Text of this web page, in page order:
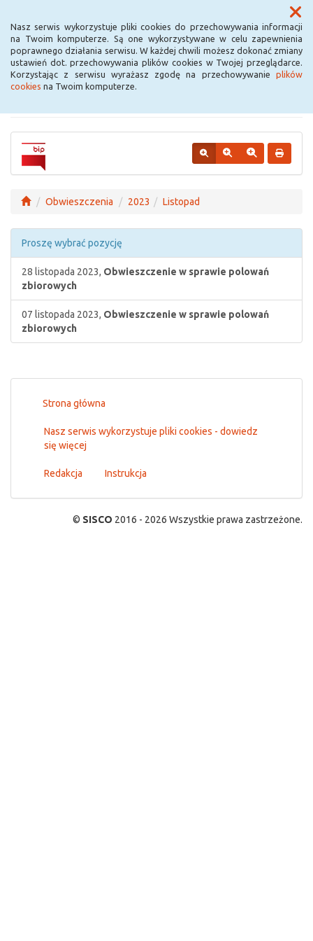
Nasz serwis wykorzystuje pliki cookies do przechowywania informacji
na Twoim komputerze. Są one wykorzystywane w celu zapewnienia
poprawnego działania serwisu. W każdej chwili możesz dokonać zmiany
ustawień dot. przechowywania plików cookies w Twojej przeglądarce.
Korzystając z serwisu wyrażasz zgodę na przechowywanie plików
cookies na Twoim komputerze.
Menu
Urząd Miejski w
Krośniewicach
Obwieszczenia 2023 Listopad
Proszę wybrać pozycję
28 listopada 2023, Obwieszczenie w sprawie polowań
zbiorowych
07 listopada 2023, Obwieszczenie w sprawie polowań
zbiorowych
Strona główna
Nasz serwis wykorzystuje pliki cookies - dowiedz
się więcej
Redakcja Instrukcja
© SISCO 2016 - 2026 Wszystkie prawa zastrzeżone.